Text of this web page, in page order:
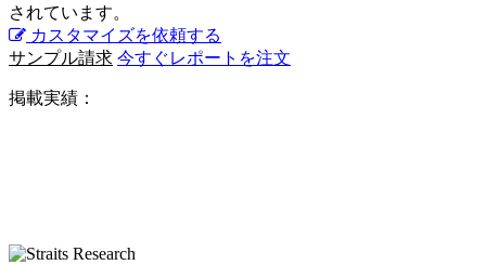
されています。
カスタマイズを依頼する
サンプル請求 今すぐレポートを注文
掲載実績：